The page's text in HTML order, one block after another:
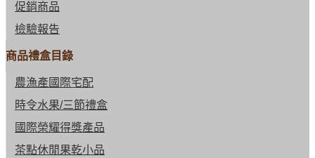
促銷商品
檢驗報告
商品禮盒目錄
農漁產國際宅配
時令水果/三節禮盒
國際榮耀得獎產品
茶點休閒果乾小品